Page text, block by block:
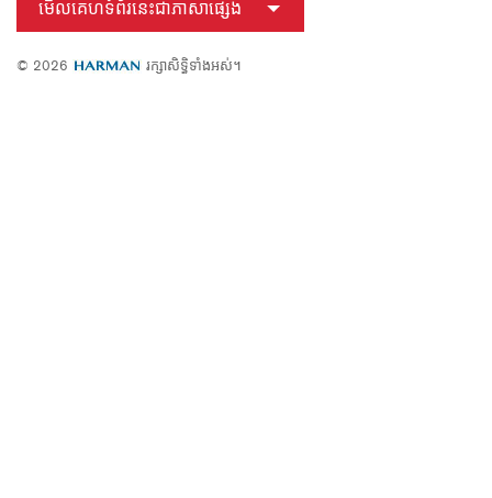
មើលគេហទំព័រនេះជាភាសាផ្សេង
© 2026 រក្សាសិទ្ធិទាំងអស់។